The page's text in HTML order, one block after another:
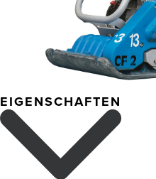
EIGENSCHAFTEN